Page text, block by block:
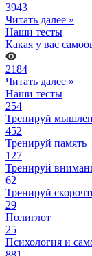
3943
Читать далее »
Наши тесты
Какая у вас
2184
Читать далее »
Наши тесты
254
Тренируй
452
Тренируй память
127
Тренируй
62
Тренируй
29
Полиглот
25
Психология и